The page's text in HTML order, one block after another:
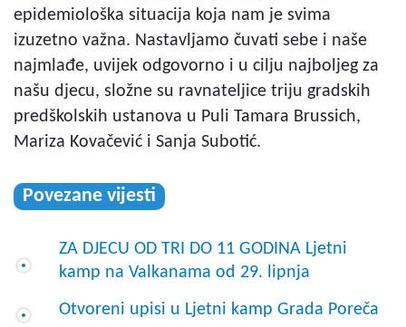
epidemiološka situacija koja nam je svima
izuzetno važna. Nastavljamo čuvati sebe i naše
najmlađe, uvijek odgovorno i u cilju najboljeg za
našu djecu, složne su ravnateljice triju gradskih
predškolskih ustanova u Puli Tamara Brussich,
Mariza Kovačević i Sanja Subotić.
Povezane vijesti
ZA DJECU OD TRI DO 11 GODINA Ljetni
kamp na Valkanama od 29. lipnja
Otvoreni upisi u Ljetni kamp Grada Poreča